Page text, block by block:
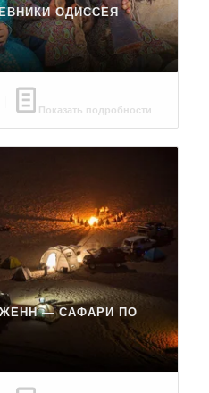
ОДИССЕЯ
Показать подробности
— САФАРИ ПО